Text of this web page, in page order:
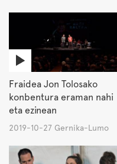
Fraidea Jon Tolosako
konbentura eraman nahi
eta ezinean
2019-10-27 Gernika-Lumo